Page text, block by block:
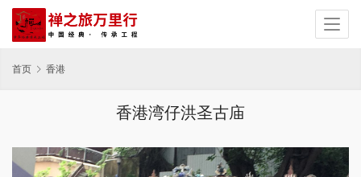
首页 香港
香港湾仔洪圣古庙